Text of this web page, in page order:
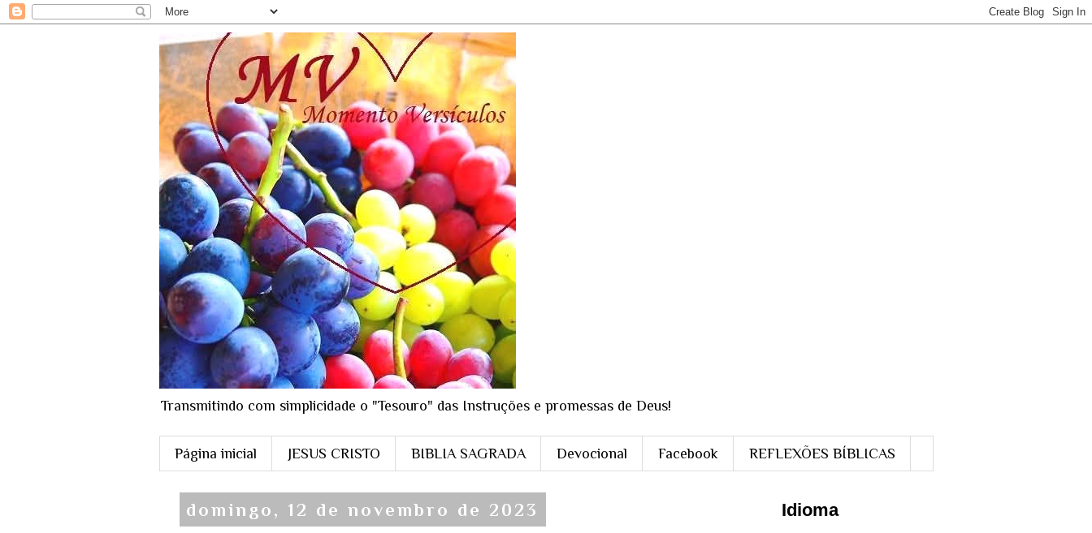
Transmitindo com simplicidade o "Tesouro" das Instruções e promessas de Deus!
Página inicial JESUS CRISTO BIBLIA SAGRADA Devocional Facebook REFLEXÕES BÍBLICAS
domingo, 12 de novembro de 2023 Idioma